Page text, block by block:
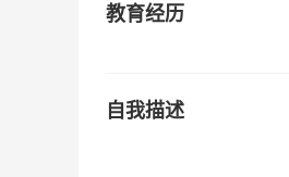
教育经历
自我描述